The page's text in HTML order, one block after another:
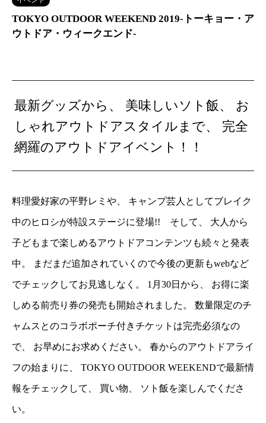
TOKYO OUTDOOR WEEKEND 2019-トーキョー・ア
ウトドア・ウィークエンド-
最新グッズから、 美味しいソト飯、 お
しゃれアウトドアスタイルまで、 完全
網羅のアウトドアイベント！！
料理愛好家の平野レミや、 キャンプ芸人としてブレイク
中のヒロシが特設ステージに登場!! そして、 大人から
子どもまで楽しめるアウトドアコンテンツも続々と発表
中。 まだまだ追加されていくので今後の更新もwebなど
でチェックしてお見逃しなく。 1月30日から、 お得に楽
しめる前売り券の発売も開始されました。 数量限定のチ
ャムスとのコラボポーチ付きチケットは完売必須なの
で、 お早めにお求めください。 春からのアウトドアライ
フの始まりに、 TOKYO OUTDOOR WEEKENDで最新情
報をチェックして、 買い物、 ソト飯を楽しんでくださ
い。